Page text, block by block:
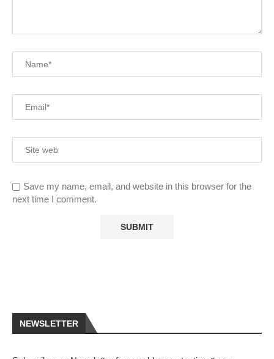
Save my name, email, and website in this browser for the
next time I comment.
NEWSLETTER